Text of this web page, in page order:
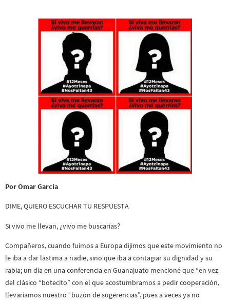
Por Omar García
DIME, QUIERO ESCUCHAR TU RESPUESTA
Si vivo me llevan, ¿vivo me buscarías?
Compañeros, cuando fuimos a Europa dijimos que este movimiento no
le iba a dar lastima a nadie, sino que iba a contagiar su dignidad y su
rabia; un día en una conferencia en Guanajuato mencioné que “en vez
del clásico “botecito” con el que acostumbramos a pedir cooperación,
llevaríamos nuestro “buzón de sugerencias”, pues a veces ya no